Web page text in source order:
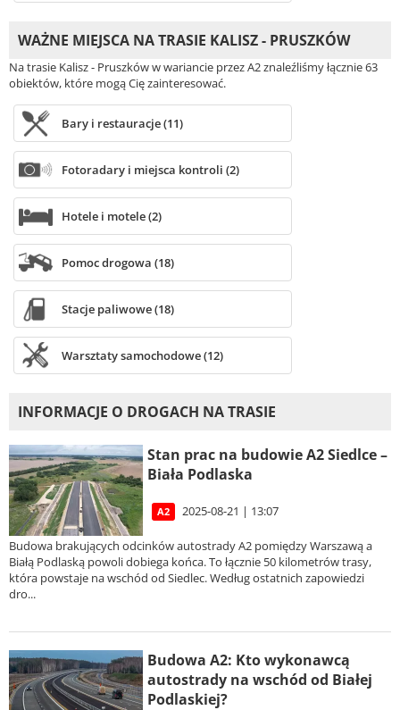
WAŻNE MIEJSCA NA TRASIE KALISZ - PRUSZKÓW
Na trasie Kalisz - Pruszków w wariancie przez A2 znaleźliśmy łącznie 63
obiektów, które mogą Cię zainteresować.
Bary i restauracje (11)
Fotoradary i miejsca kontroli (2)
Hotele i motele (2)
Pomoc drogowa (18)
Stacje paliwowe (18)
Warsztaty samochodowe (12)
INFORMACJE O DROGACH NA TRASIE
Stan prac na budowie A2 Siedlce –
Biała Podlaska
A2 2025-08-21 | 13:07
Budowa brakujących odcinków autostrady A2 pomiędzy Warszawą a
Białą Podlaską powoli dobiega końca. To łącznie 50 kilometrów trasy,
która powstaje na wschód od Siedlec. Według ostatnich zapowiedzi
dro...
Budowa A2: Kto wykonawcą
autostrady na wschód od Białej
Podlaskiej?